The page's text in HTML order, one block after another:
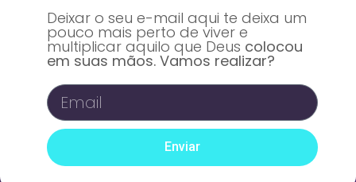
Deixar o seu e-mail aqui te deixa um
pouco mais perto de viver e
multiplicar aquilo que Deus colocou
em suas mãos. Vamos realizar?
Enviar